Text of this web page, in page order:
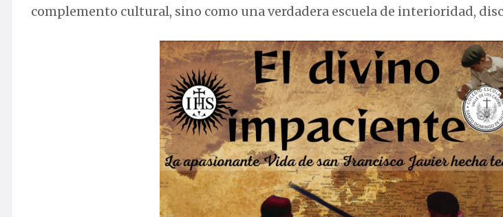
complemento cultural, sino como una verdadera escuela de interioridad,